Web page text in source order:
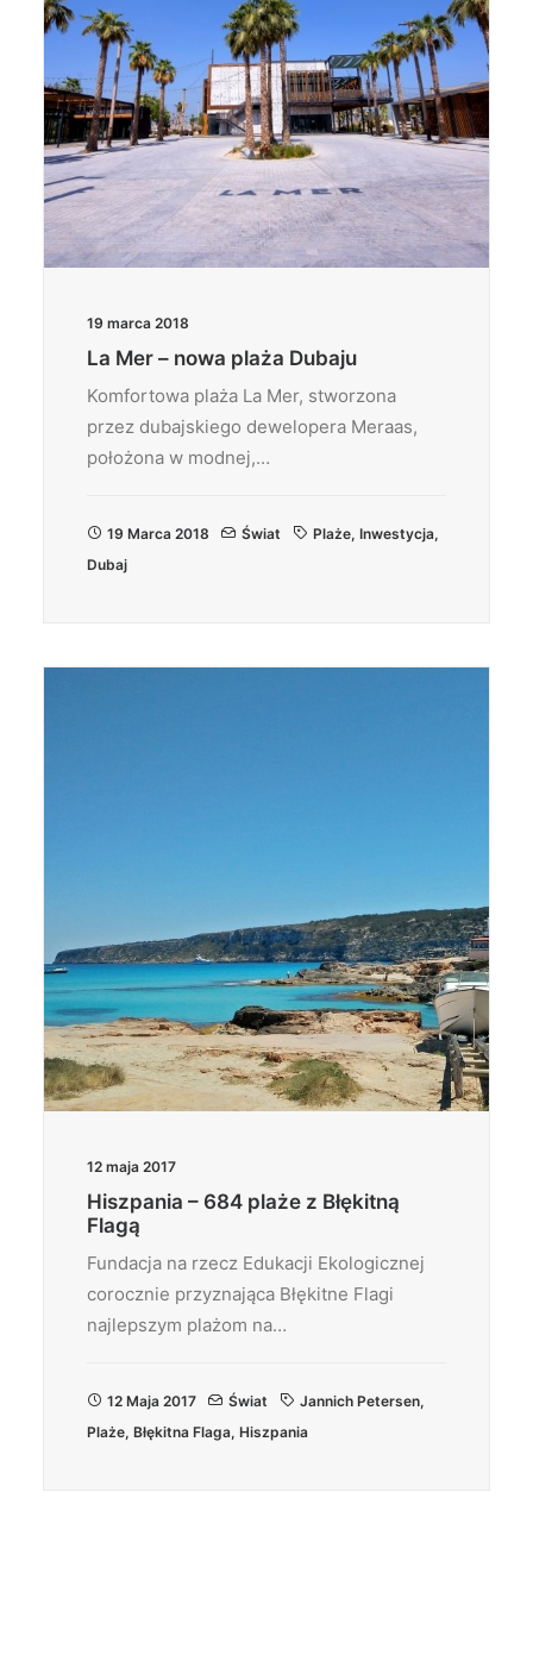
19 marca 2018
La Mer – nowa plaża Dubaju
Komfortowa plaża La Mer, stworzona
przez dubajskiego dewelopera Meraas,
położona w modnej,…
19 Marca 2018 Świat Plaże, Inwestycja,
Dubaj
12 maja 2017
Hiszpania – 684 plaże z Błękitną
Flagą
Fundacja na rzecz Edukacji Ekologicznej
corocznie przyznająca Błękitne Flagi
najlepszym plażom na…
12 Maja 2017 Świat Jannich Petersen,
Plaże, Błękitna Flaga, Hiszpania